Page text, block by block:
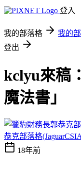
登入
我的部落格 我的
登出
kclyu來稿
魔法書」
恭克部落格
18年前